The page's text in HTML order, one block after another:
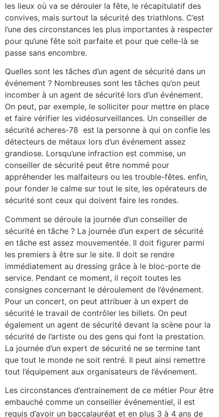
les lieux où va se dérouler la fête, le récapitulatif des
convives, mais surtout la sécurité des triathlons. C’est
l’une des circonstances les plus importantes à respecter
pour qu’une fête soit parfaite et pour que celle-là se
passe sans encombre.
Quelles sont les tâches d’un agent de sécurité dans un
événement ? Nombreuses sont les tâches qu’on peut
incomber à un agent de sécurité lors d’un événement.
On peut, par exemple, le solliciter pour mettre en place
et faire vérifier les vidéosurveillances. Un conseiller de
sécurité acheres-78 est la personne à qui on confie les
détecteurs de métaux lors d’un événement assez
grandiose. Lorsqu’une infraction est commise, un
conseiller de sécurité peut être nommé pour
appréhender les malfaiteurs ou les trouble-fêtes. enfin,
pour fonder le calme sur tout le site, les opérateurs de
sécurité sont ceux qui doivent faire les rondes.
Comment se déroule la journée d’un conseiller de
sécurité en tâche ? La journée d’un expert de sécurité
en tâche est assez mouvementée. Il doit figurer parmi
les premiers à être sur le site. Il doit se rendre
immédiatement au dressing grâce à le bloc-porte de
service. Pendant ce moment, il reçoit toutes les
consignes concernant le déroulement de l’événement.
Pour un concert, on peut attribuer à un expert de
sécurité le travail de contrôler les billets. On peut
également un agent de sécurité devant la scène pour la
sécurité de l’artiste ou des gens qui font la prestation.
La journée d’un expert de sécurité ne se termine tant
que tout le monde ne soit rentré. Il peut ainsi remettre
tout l’équipement aux organisateurs de l’événement.
Les circonstances d’entrainement de ce métier Pour être
embauché comme un conseiller événementiel, il est
requis d’avoir un baccalauréat et en plus 3 à 4 ans de